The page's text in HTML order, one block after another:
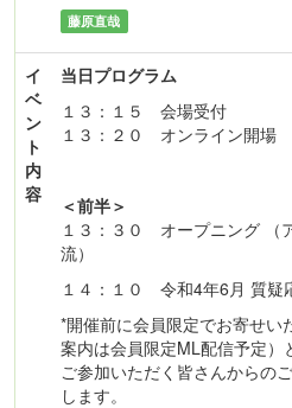
藤原直哉
イ
ベ
ン
ト
内
容
当日プログラム
１３：１５ 会場受付
１３：２０ オンライン開場
＜前半＞
１３：３０ オープニング （
流）
１４：１０ 令和4年6月 質疑
*開催前に会員限定でお寄せい
案内は会員限定ML配信予定
ご参加いただく皆さんからの
します。